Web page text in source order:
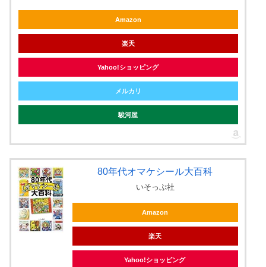
Amazon
楽天
Yahoo!ショッピング
メルカリ
駿河屋
80年代オマケシール大百科
いそっぷ社
Amazon
楽天
Yahoo!ショッピング